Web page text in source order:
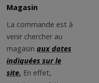
Magasin
La commande est à
venir chercher au
magasin aux dates
indiquées sur le
site. En effet,